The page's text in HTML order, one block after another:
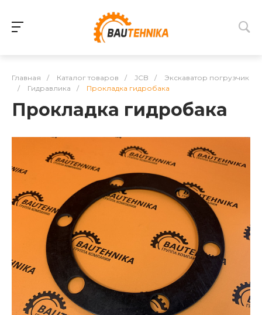
Главная / Каталог товаров / JCB /
Экскаватор погрузчик
/
Гидравлика / Прокладка гидробака
Прокладка гидробака